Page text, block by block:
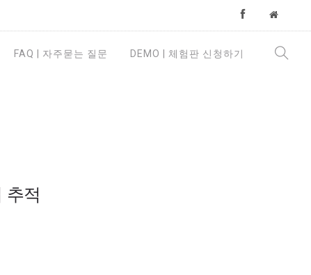
FAQ | 자주묻는 질문 DEMO | 체험판 신청하기
추적